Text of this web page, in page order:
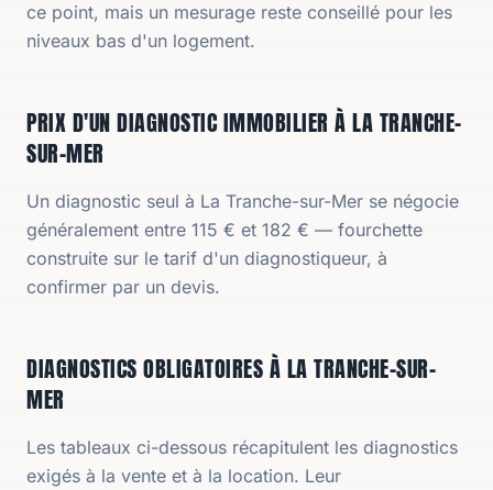
ce point, mais un mesurage reste conseillé pour les
niveaux bas d'un logement.
PRIX D'UN DIAGNOSTIC IMMOBILIER À LA TRANCHE-
SUR-MER
Un diagnostic seul à La Tranche-sur-Mer se négocie
généralement entre 115 € et 182 € — fourchette
construite sur le tarif d'un diagnostiqueur, à
confirmer par un devis.
DIAGNOSTICS OBLIGATOIRES À LA TRANCHE-SUR-
MER
Les tableaux ci-dessous récapitulent les diagnostics
exigés à la vente et à la location. Leur